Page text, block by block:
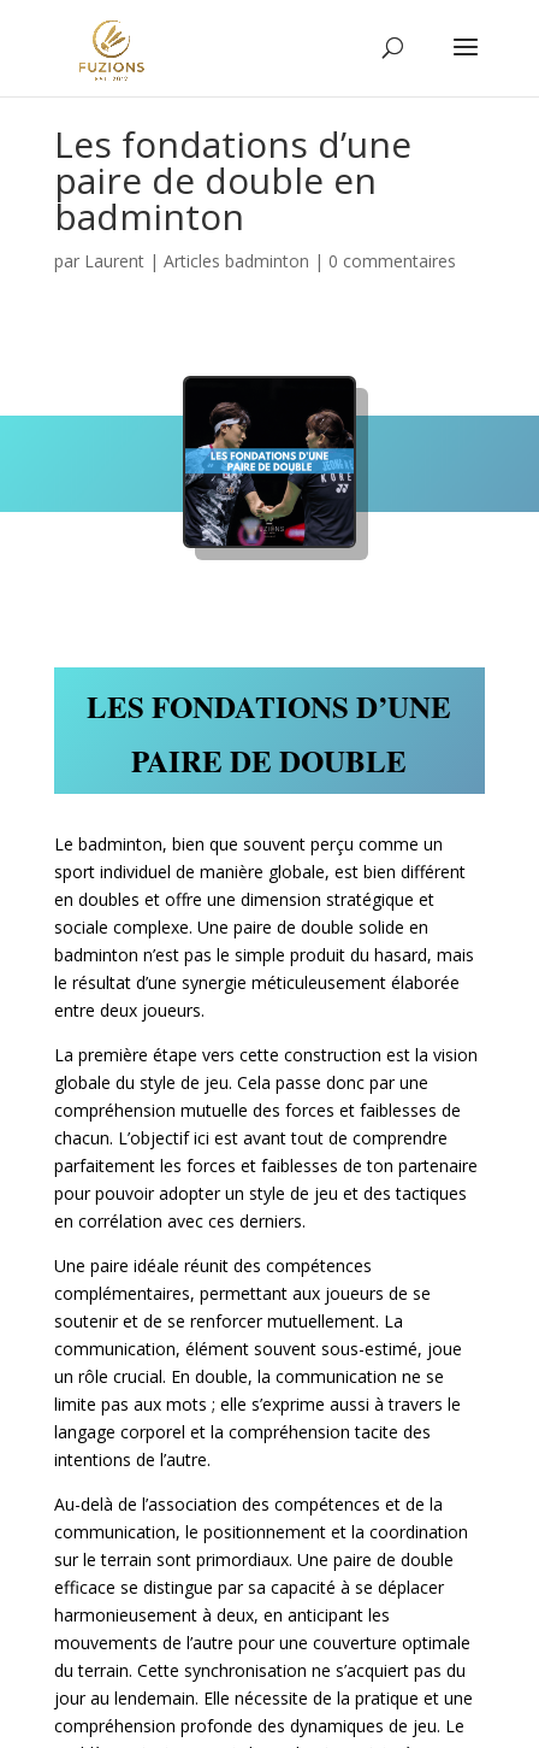
Les fondations d’une
paire de double en
badminton
par Laurent| Articles badminton | 0 commentaires
LES FONDATIONS D’UNE
PAIRE DE DOUBLE
Le badminton, bien que souvent perçu comme un
sport individuel de manière globale, est bien différent
en doubles et offre une dimension stratégique et
sociale complexe. Une paire de double solide en
badminton n’est pas le simple produit du hasard, mais
le résultat d’une synergie méticuleusement élaborée
entre deux joueurs.
La première étape vers cette construction est la vision
globale du style de jeu. Cela passe donc par une
compréhension mutuelle des forces et faiblesses de
chacun. L’objectif ici est avant tout de comprendre
parfaitement les forces et faiblesses de ton partenaire
pour pouvoir adopter un style de jeu et des tactiques
en corrélation avec ces derniers.
Une paire idéale réunit des compétences
complémentaires, permettant aux joueurs de se
soutenir et de se renforcer mutuellement. La
communication, élément souvent sous-estimé, joue
un rôle crucial. En double, la communication ne se
limite pas aux mots ; elle s’exprime aussi à travers le
langage corporel et la compréhension tacite des
intentions de l’autre.
Au-delà de l’association des compétences et de la
communication, le positionnement et la coordination
sur le terrain sont primordiaux. Une paire de double
efficace se distingue par sa capacité à se déplacer
harmonieusement à deux, en anticipant les
mouvements de l’autre pour une couverture optimale
du terrain. Cette synchronisation ne s’acquiert pas du
jour au lendemain. Elle nécessite de la pratique et une
compréhension profonde des dynamiques de jeu. Le